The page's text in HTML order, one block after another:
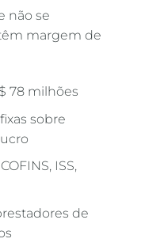
não se
margem de
78 milhões
sobre
ISS,
de